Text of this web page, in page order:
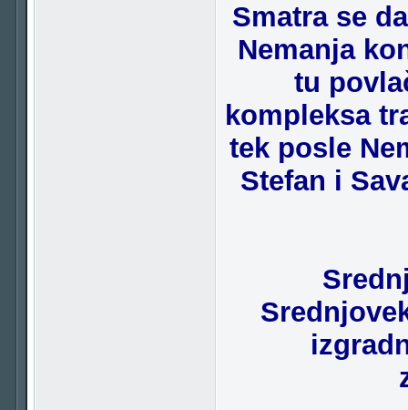
Smatra se
Nemanja
tu
kompleksa
tek posle
Stefan i